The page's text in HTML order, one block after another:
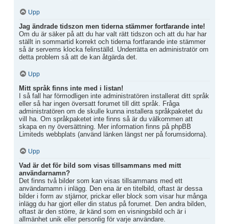
Upp
Jag ändrade tidszon men tiderna stämmer fortfarande inte!
Om du är säker på att du har valt rätt tidszon och att du har har
ställt in sommartid korrekt och tiderna fortfarande inte stämmer
så är serverns klocka felinställd. Underrätta en administratör om
detta problem så att de kan åtgärda det.
Upp
Mitt språk finns inte med i listan!
I så fall har förmodligen inte administratören installerat ditt språk
eller så har ingen översatt forumet till ditt språk. Fråga
administratören om de skulle kunna installera språkpaketet du
vill ha. Om språkpaketet inte finns så är du välkommen att
skapa en ny översättning. Mer information finns på phpBB
Limiteds webbplats (använd länken längst ner på forumsidorna).
Upp
Vad är det för bild som visas tillsammans med mitt
användarnamn?
Det finns två bilder som kan visas tillsammans med ett
användarnamn i inlägg. Den ena är en titelbild, oftast är dessa
bilder i form av stjärnor, prickar eller block som visar hur många
inlägg du har gjort eller din status på forumet. Den andra bilden,
oftast är den större, är känd som en visningsbild och är i
allmänhet unik eller personlig för varje användare.